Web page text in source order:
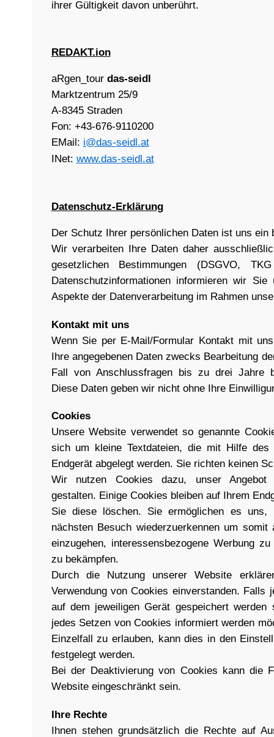
ihrer Gültigkeit davon unberührt.
REDAKT.ion
aRgen_tourdas-seidl
Marktzentrum 25/9
A-8345 Straden
Fon: +43-676-9110200
EMail: i@das-seidl.at
INet: www.das-seidl.at
Datenschutz-Erklärung
Der Schutz Ihrer persönlichen Daten ist uns ein
Wir verarbeiten Ihre Daten daher
gesetzlichen Bestimmungen (DSGVO,
Datenschutzinformationen informieren wir
Aspekte der Datenverarbeitung im Rahmen
Kontakt mit uns
Wenn Sie per E-Mail/Formular Kontakt mit
Ihre angegebenen Daten zwecks Bearbeitung
Fall von Anschlussfragen bis zu drei Jahre
Diese Daten geben wir nicht ohne Ihre
Cookies
Unsere Website verwendet so genannte
sich um kleine Textdateien, die mit Hilfe des
Endgerät abgelegt werden. Sie richten keinen
Wir nutzen Cookies dazu, unser Angebot
gestalten. Einige Cookies bleiben auf Ihrem
Sie diese löschen. Sie ermöglichen es uns,
nächsten Besuch wiederzuerkennen um somit
einzugehen, interessensbezogene Werbung
zu bekämpfen.
Durch die Nutzung unserer Website
Verwendung von Cookies einverstanden. Falls
auf dem jeweiligen Gerät gespeichert werden
jedes Setzen von Cookies informiert werden
Einzelfall zu erlauben, kann dies in den
festgelegt werden.
Bei der Deaktivierung von Cookies kann die
Website eingeschränkt sein.
Ihre Rechte
Ihnen stehen grundsätzlich die Rechte auf